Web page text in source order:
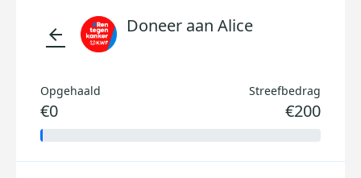
arrow_back Doneer aan Alice
Opgehaald
€0
Streefbedrag
€200